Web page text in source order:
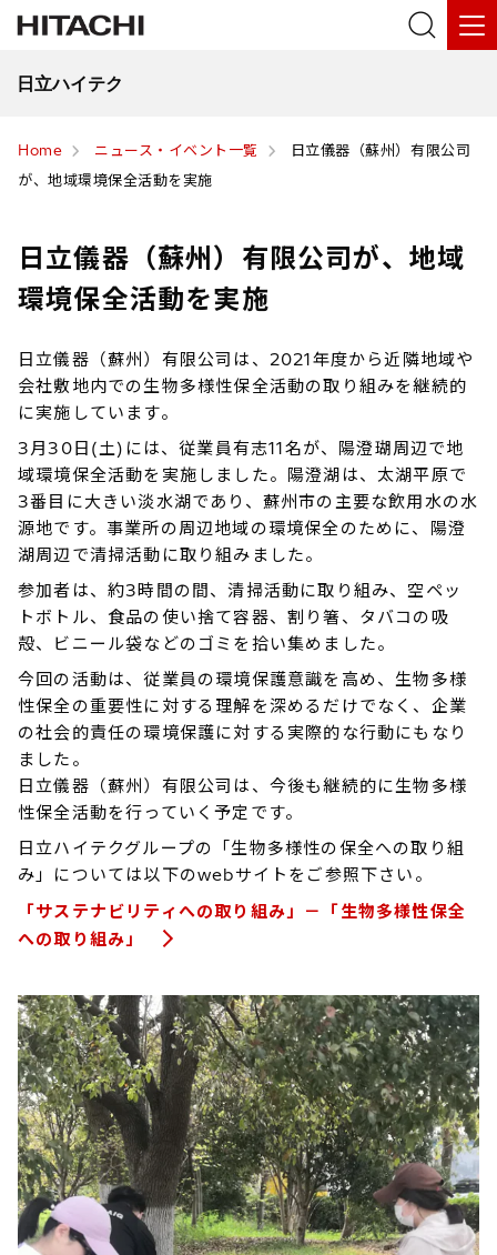
日立ハイテク
Home ニュース・イベント一覧
日立儀器（蘇州）有限公司
が、地域環境保全活動を実施
日立儀器（蘇州）有限公司が、地域
環境保全活動を実施
日立儀器（蘇州）有限公司は、2021年度から近隣地域や
会社敷地内での生物多様性保全活動の取り組みを継続的
に実施しています。
3月30日(土)には、従業員有志11名が、陽澄瑚周辺で地
域環境保全活動を実施しました。陽澄湖は、太湖平原で
3番目に大きい淡水湖であり、蘇州市の主要な飲用水の水
源地です。事業所の周辺地域の環境保全のために、陽澄
湖周辺で清掃活動に取り組みました。
参加者は、約3時間の間、清掃活動に取り組み、空ペッ
トボトル、食品の使い捨て容器、割り箸、タバコの吸
殻、ビニール袋などのゴミを拾い集めました。
今回の活動は、従業員の環境保護意識を高め、生物多様
性保全の重要性に対する理解を深めるだけでなく、企業
の社会的責任の環境保護に対する実際的な行動にもなり
ました。
日立儀器（蘇州）有限公司は、今後も継続的に生物多様
性保全活動を行っていく予定です。
日立ハイテクグループの「生物多様性の保全への取り組
み」については以下のwebサイトをご参照下さい。
「サステナビリティへの取り組み」－「生物多様性保全
への取り組み」